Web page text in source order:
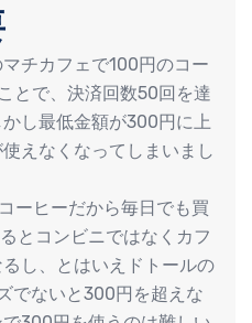
チカフェで100円のコー
とで、決済回数50回を達
し最低金額が300円に上
えなくなってしまいまし
ーヒーだから毎日でも買
とコンビニではなくカフ
し、とはいえドトールの
でないと300円を超えな